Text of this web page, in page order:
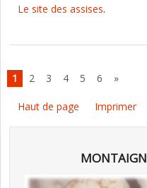
Le site des assises.
1 2 3 4 5 6 »
Haut de page Imprimer